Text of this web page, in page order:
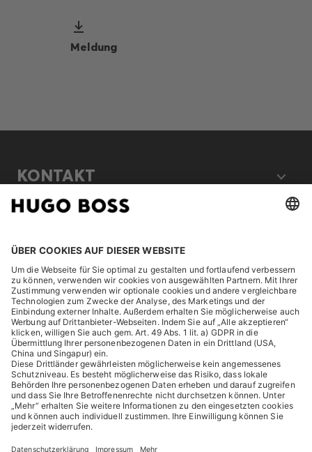
Meldung
KONTAKT
ENTDECKEN
HUGO BOSS Corporate